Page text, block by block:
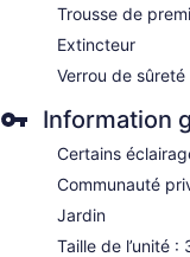
Trousse de
Extincteur
Verrou de sûreté
Information
Certains
Communauté
Jardin
Taille de l’unité